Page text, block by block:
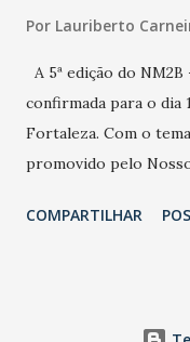
Por Lauriberto
A 5ª edição do
confirmada para o dia
Fortaleza. Com o
promovido pelo
e lideranças do
COMPARTILHAR